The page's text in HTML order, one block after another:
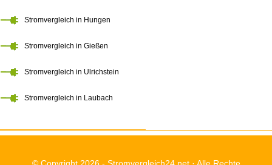
Stromvergleich in Hungen
Stromvergleich in Gießen
Stromvergleich in Ulrichstein
Stromvergleich in Laubach